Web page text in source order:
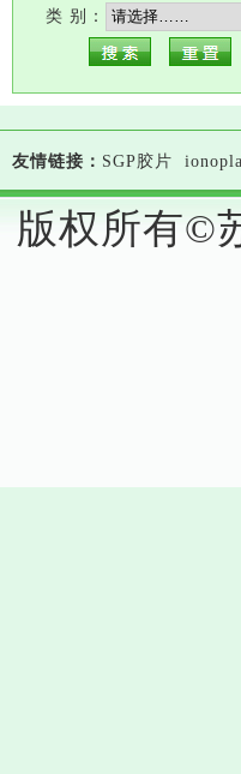
类 别：
友情链接： SGP胶片
版权所有©